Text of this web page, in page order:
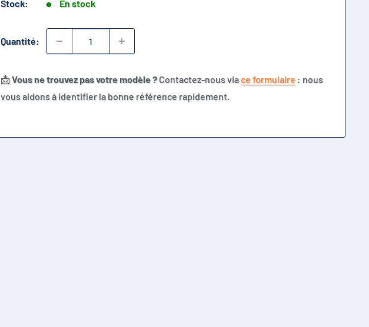
Stock: En stock
Quantité:
📩Vous ne trouvez pas votre modèle ?Contactez-nous viace formulaire : nous
vous aidons à identifier la bonne référence rapidement.